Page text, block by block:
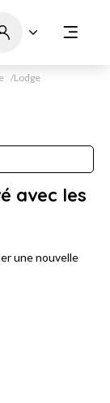
Lodge
avec les
une nouvelle